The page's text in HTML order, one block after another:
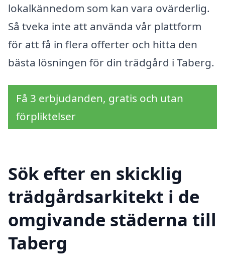
lokalkännedom som kan vara ovärderlig.
Så tveka inte att använda vår plattform
för att få in flera offerter och hitta den
bästa lösningen för din trädgård i Taberg.
Få 3 erbjudanden, gratis och utan
förpliktelser
Sök efter en skicklig
trädgårdsarkitekt i de
omgivande städerna till
Taberg